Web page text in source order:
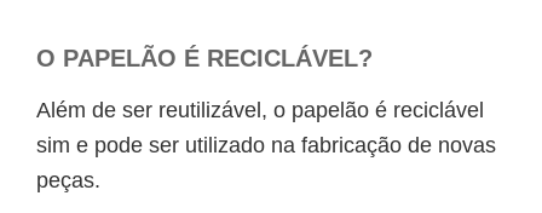
O PAPELÃO É RECICLÁVEL?
Além de ser reutilizável, o papelão é reciclável
sim e pode ser utilizado na fabricação de novas
peças.